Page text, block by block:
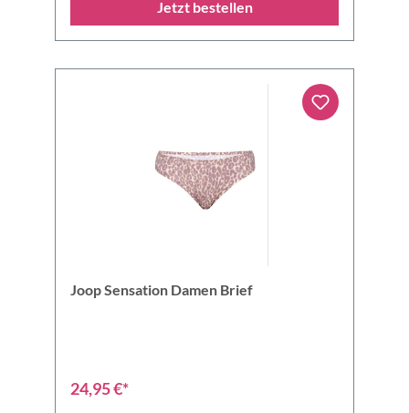
Jetzt bestellen
Joop Sensation Damen Brief
24,95 €*